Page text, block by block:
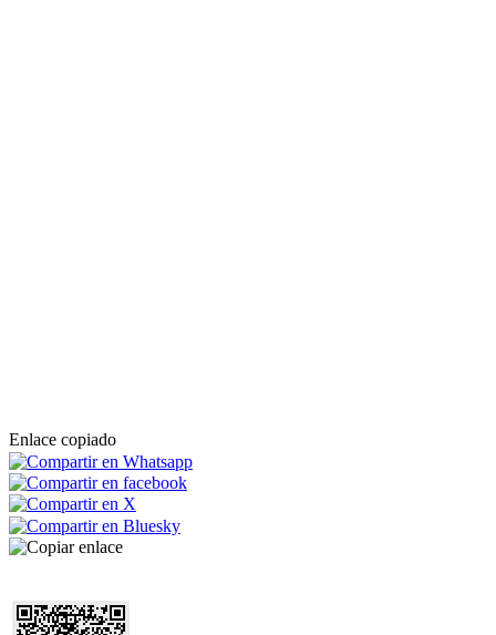
Enlace copiado